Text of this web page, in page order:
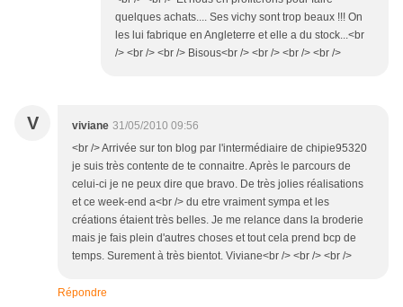
quelques achats.... Ses vichy sont trop beaux !!! On
les lui fabrique en Angleterre et elle a du stock...<br
/> <br /> <br /> Bisous<br /> <br /> <br /> <br />
V viviane 31/05/2010 09:56
<br /> Arrivée sur ton blog par l'intermédiaire de chipie95320
je suis très contente de te connaitre. Après le parcours de
celui-ci je ne peux dire que bravo. De très jolies réalisations
et ce week-end a<br /> du etre vraiment sympa et les
créations étaient très belles. Je me relance dans la broderie
mais je fais plein d'autres choses et tout cela prend bcp de
temps. Surement à très bientot. Viviane<br /> <br /> <br />
Répondre